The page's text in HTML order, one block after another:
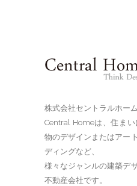
株式会社セントラルホーム
Central Homeは、住ま
物のデザインまたはアー
ディングなど、
様々なジャンルの建築デ
不動産会社です。